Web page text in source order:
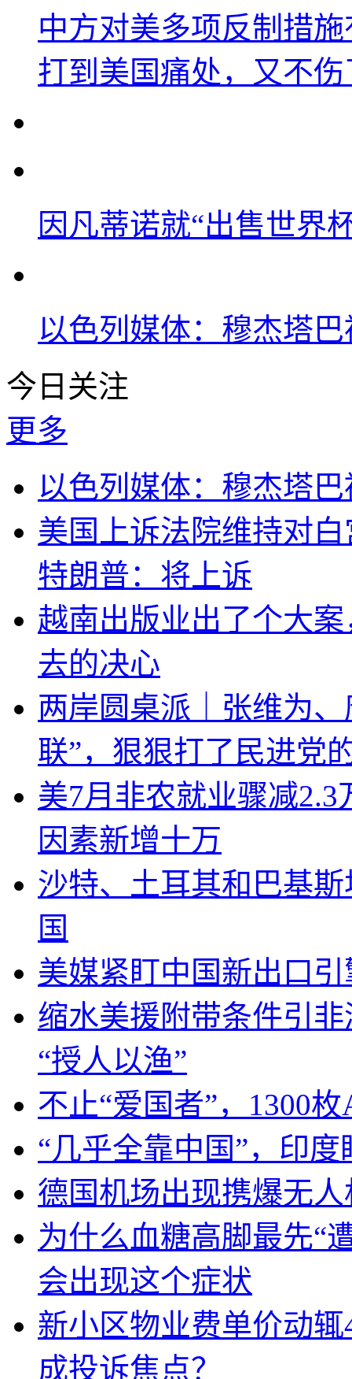
中方对美多项反制措
打到美国痛处，又不
因凡蒂诺就“出售世界
以色列媒体：穆杰塔
今日关注
更多
以色列媒体：穆杰塔
美国上诉法院维持对
特朗普：将上诉
越南出版业出了个大
去的决心
两岸圆桌派｜张维为
联”，狠狠打了民进党
美7月非农就业骤减
因素新增十万
沙特、土耳其和巴基
国
美媒紧盯中国新出口
缩水美援附带条件引
“授人以渔”
不止“爱国者”，1300
“几乎全靠中国”，印
德国机场出现携爆无
为什么血糖高脚最先“
会出现这个症状
新小区物业费单价动
成投诉焦点？